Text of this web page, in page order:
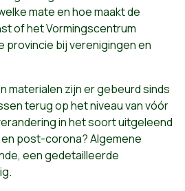
mate en hoe maakt de
of het Vormingscentrum
provincie bij verenigingen en
materialen zijn er gebeurd sinds
terug op het niveau van vóór
in het soort uitgeleend
post-corona? Algemene
een gedetailleerde